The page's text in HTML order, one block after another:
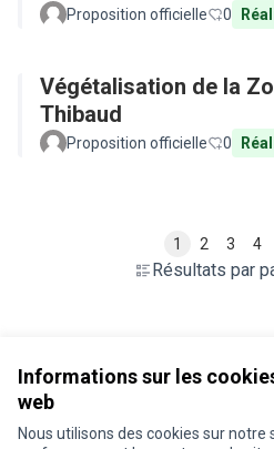
Informations sur les
web
Nous utilisons des cookies sur notre
Proposition officielle 0
Végétalisation de la
Thibaud
Proposition officielle 0
Résultats par
1 2 3 4
Conditions d'utilisation